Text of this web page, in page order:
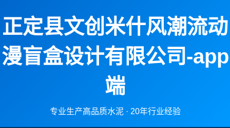
正定县文创米什风潮流动
漫盲盒设计有限公司-app
端
专业生产高品质水泥 · 20年行业经验